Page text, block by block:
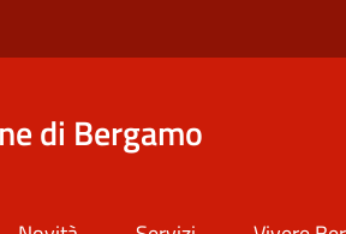
di Bergamo